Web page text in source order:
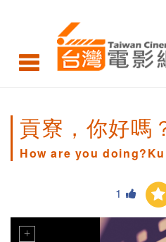
貢寮，你好嗎
How are you
1